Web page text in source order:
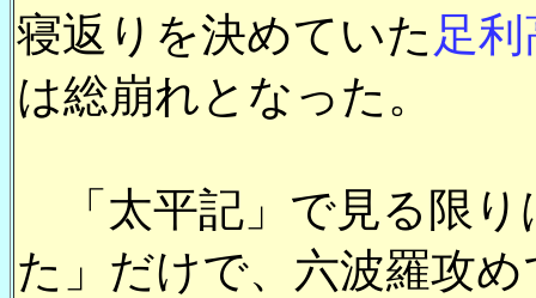
寝返りを決めていた 足
は総崩れとなった。
「太平記」で見る限り
た」だけで、六波羅攻